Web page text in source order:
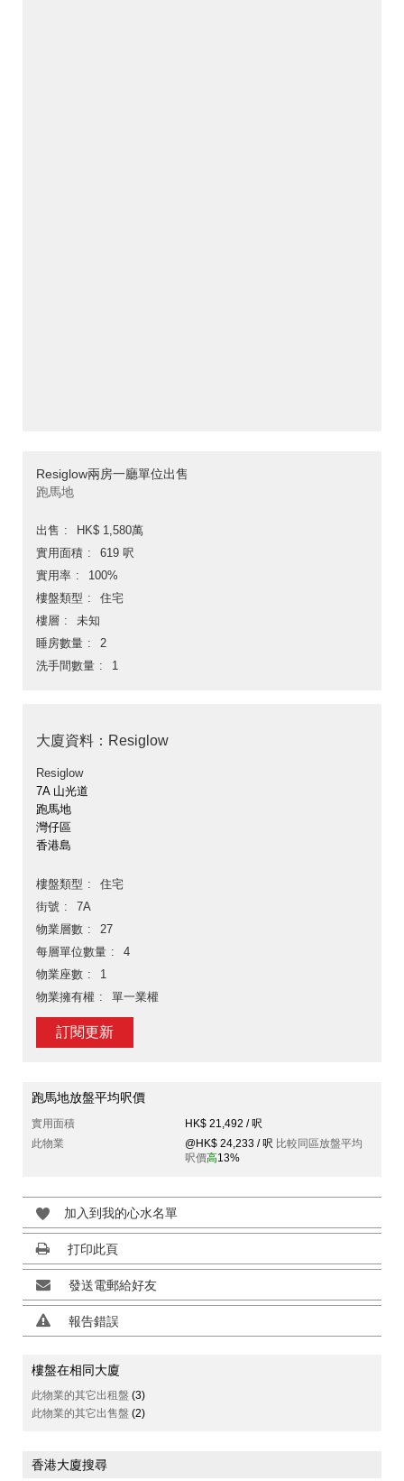
Resiglow兩房一廳單位出售
跑馬地
出售
HK$ 1,580萬
實用面積
619 呎
實用率
100%
樓盤類型
住宅
樓層
未知
睡房數量
2
洗手間數量
1
大廈資料：Resiglow
Resiglow
7A 山光道
跑馬地
灣仔區
香港島
樓盤類型
住宅
街號
7A
物業層數
27
每層單位數量
4
物業座數
1
物業擁有權
單一業權
訂閱更新
跑馬地放盤平均呎價
實用面積
HK$ 21,492 / 呎
此物業
@HK$ 24,233 / 呎 比較同區放盤平均
呎價高13%
加入到我的心水名單
打印此頁
發送電郵給好友
報告錯誤
樓盤在相同大廈
此物業的其它出租盤 (3)
此物業的其它出售盤 (2)
香港大廈搜尋